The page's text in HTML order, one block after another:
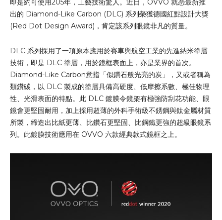
即是約可使用205年，工藝技術驚人。近日，OVVO 就憑最新推
出的 Diamond-Like Carbon (DLC) 系列榮獲德國紅點設計大獎
(Red Dot Design Award)，肯定該系列眼鏡非凡的質量。
DLC 系列採用了一項原本應用於賽車與航空工業的先進納米塗層
技術，即是 DLC 塗層，用於鏡框表面上，亦是業界的首次。
Diamond-Like Carbon意指「似鑽石般光亮的炭」，又或者稱為
類鑽碳，以 DLC 製成的塗層具備高硬度、低摩擦系數、極佳物理
性、光滑表面的特點。此 DLC 鍍膜令鏡架有極強防刮花功能、眼
鏡會更堅固耐用，加上採用超薄的外科手術級不銹鋼與鈦金屬材質
所製，締造出比紙更薄、比鑽石更堅固、比鋼鐵更強的超級眼鏡系
列。此鍍膜技術應用在 OVVO 六款經典款式鏡框之上。